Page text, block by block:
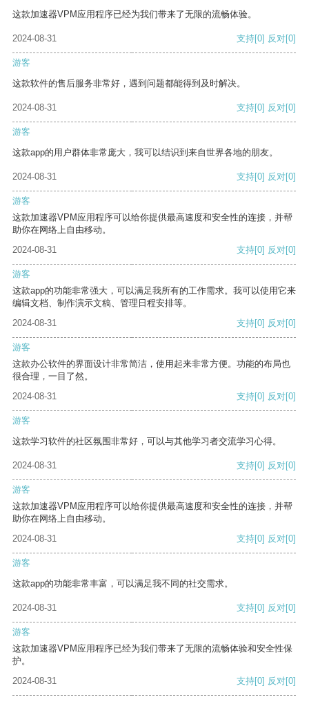
这款加速器VPM应用程序已经为我们带来了无限的流畅体验。
2024-08-31 支持[0] 反对[0]
游客
这款软件的售后服务非常好，遇到问题都能得到及时解决。
2024-08-31 支持[0] 反对[0]
游客
这款app的用户群体非常庞大，我可以结识到来自世界各地的朋友。
2024-08-31 支持[0] 反对[0]
游客
这款加速器VPM应用程序可以给你提供最高速度和安全性的连接，并帮
助你在网络上自由移动。
2024-08-31
支持[0] 反对[0]
游客
这款app的功能非常强大，可以满足我所有的工作需求。我可以使用它来
编辑文档、制作演示文稿、管理日程安排等。
2024-08-31
支持[0] 反对[0]
游客
这款办公软件的界面设计非常简洁，使用起来非常方便。功能的布局也
很合理，一目了然。
2024-08-31
支持[0] 反对[0]
游客
这款学习软件的社区氛围非常好，可以与其他学习者交流学习心得。
2024-08-31 支持[0] 反对[0]
游客
这款加速器VPM应用程序可以给你提供最高速度和安全性的连接，并帮
助你在网络上自由移动。
2024-08-31
支持[0] 反对[0]
游客
这款app的功能非常丰富，可以满足我不同的社交需求。
2024-08-31 支持[0] 反对[0]
游客
这款加速器VPM应用程序已经为我们带来了无限的流畅体验和安全性保
护。
2024-08-31
支持[0] 反对[0]